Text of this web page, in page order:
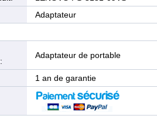
Adaptateur
Adaptateur de portable
1 an de garantie